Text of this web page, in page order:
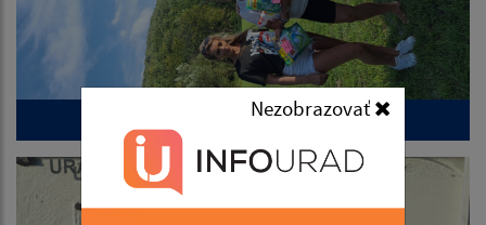
Nezobrazovať
Športový deň obce Hrubov 2025